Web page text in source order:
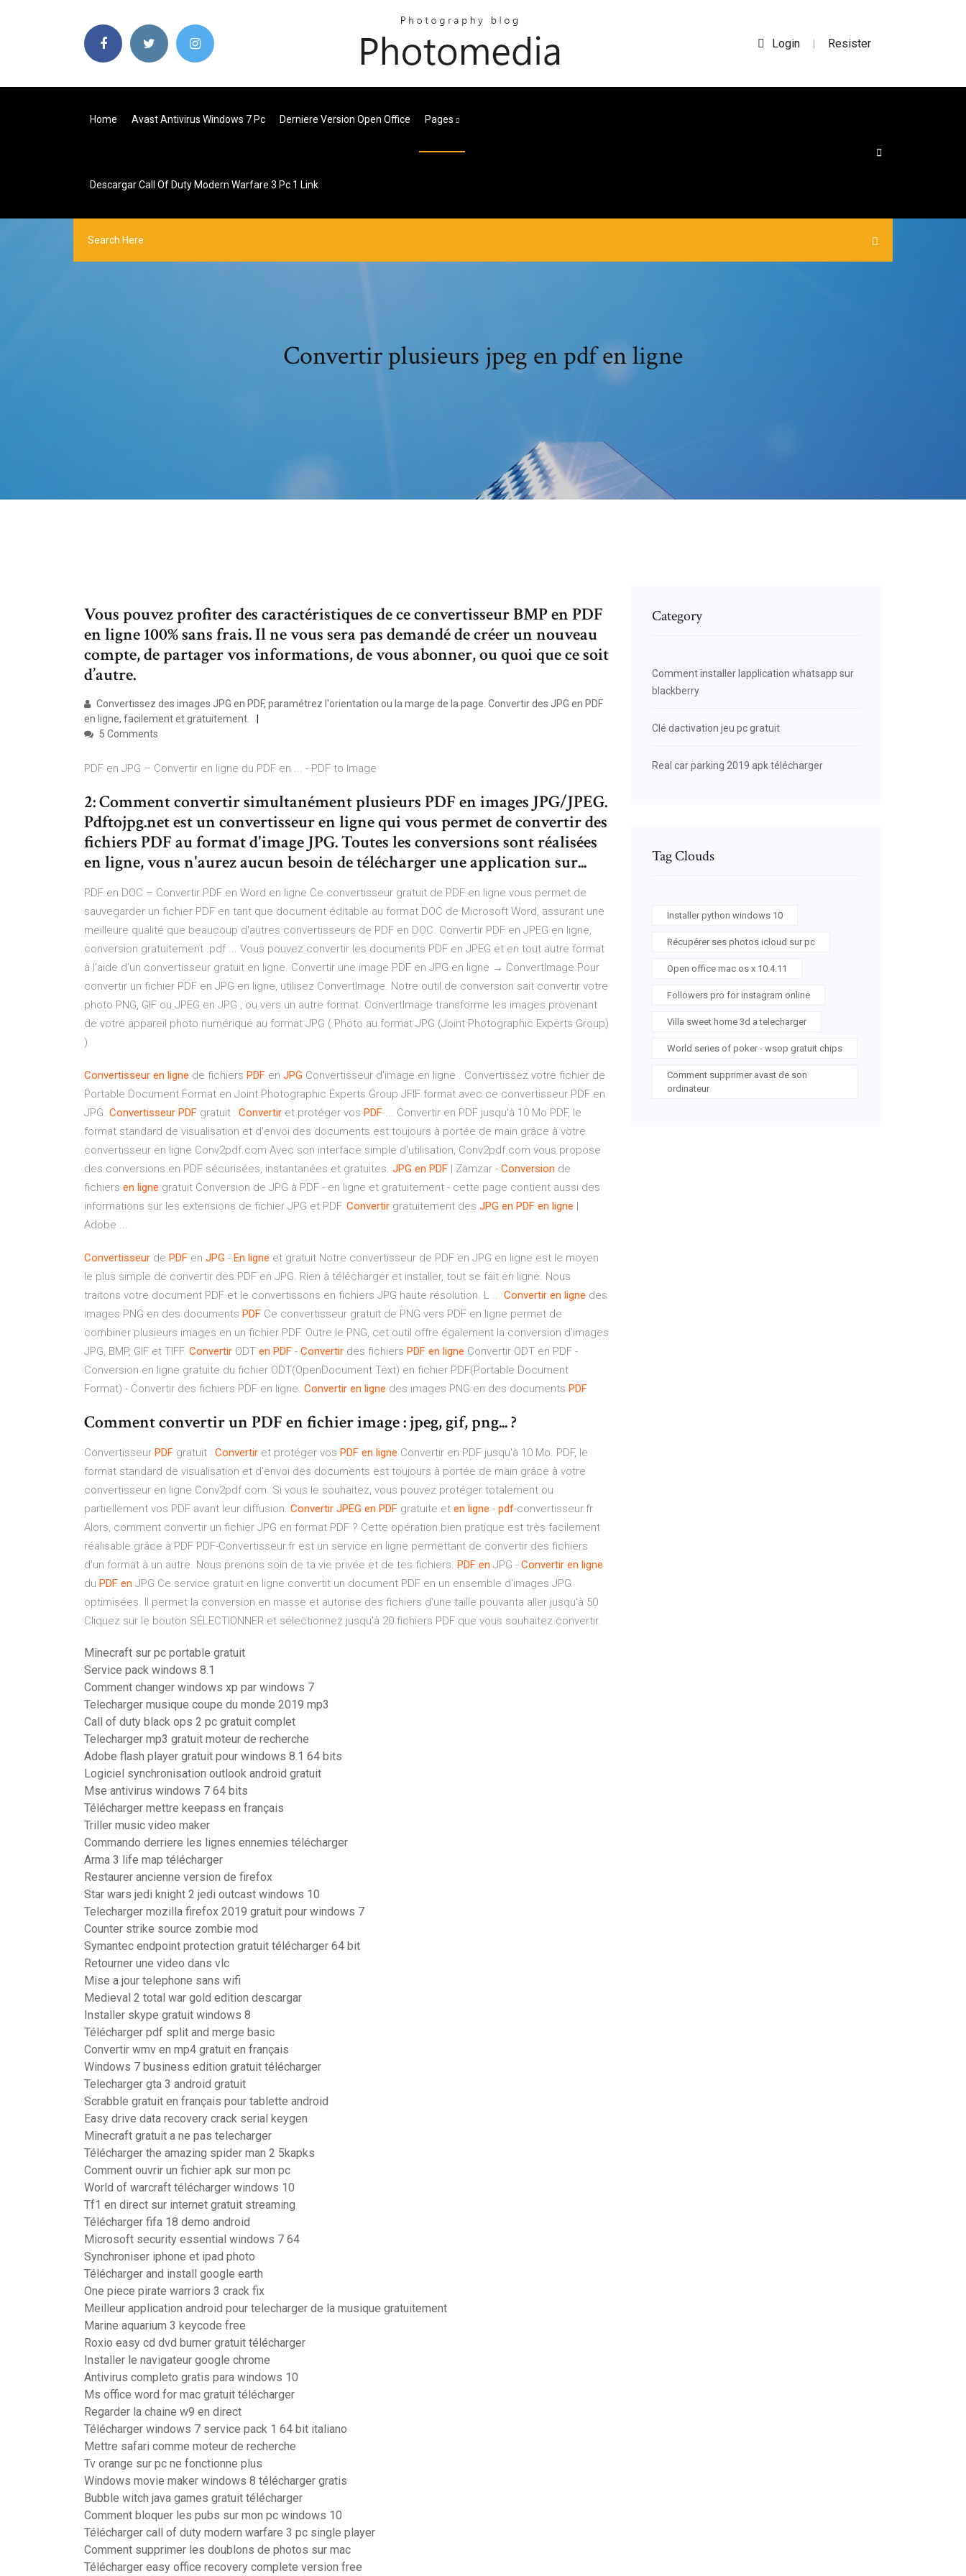
Login | Resister
Home Avast Antivirus Windows 7 Pc Derniere Version Open Office Pages
Descargar Call Of Duty Modern Warfare 3 Pc 1 Link
Convertir plusieurs jpeg en pdf en ligne
Vous pouvez profiter des caractéristiques de ce convertisseur BMP en PDF
en ligne 100% sans frais. Il ne vous sera pas demandé de créer un nouveau
compte, de partager vos informations, de vous abonner, ou quoi que ce soit
d’autre.
Convertissez des images JPG en PDF, paramétrez l'orientation ou la marge de la page. Convertir des JPG en PDF
en ligne, facilement et gratuitement.
5 Comments
PDF en JPG – Convertir en ligne du PDF en ... - PDF to Image
2: Comment convertir simultanément plusieurs PDF en images JPG/JPEG.
Pdftojpg.net est un convertisseur en ligne qui vous permet de convertir des
fichiers PDF au format d'image JPG. Toutes les conversions sont réalisées
en ligne, vous n'aurez aucun besoin de télécharger une application sur...
PDF en DOC – Convertir PDF en Word en ligne Ce convertisseur gratuit de PDF en ligne vous permet de
sauvegarder un fichier PDF en tant que document éditable au format DOC de Microsoft Word, assurant une
meilleure qualité que beaucoup d'autres convertisseurs de PDF en DOC. Convertir PDF en JPEG en ligne,
conversion gratuitement .pdf ... Vous pouvez convertir les documents PDF en JPEG et en tout autre format
à l’aide d’un convertisseur gratuit en ligne. Convertir une image PDF en JPG en ligne → ConvertImage Pour
convertir un fichier PDF en JPG en ligne, utilisez ConvertImage. Notre outil de conversion sait convertir votre
photo PNG, GIF ou JPEG en JPG , ou vers un autre format. ConvertImage transforme les images provenant
de votre appareil photo numérique au format JPG ( Photo au format JPG (Joint Photographic Experts Group)
).
Convertisseur en ligne de fichiers PDF en JPG Convertisseur d'image en ligne . Convertissez votre fichier de
Portable Document Format en Joint Photographic Experts Group JFIF format avec ce convertisseur PDF en
JPG. Convertisseur PDF gratuit : Convertir et protéger vos PDF ... Convertir en PDF jusqu'à 10 Mo PDF, le
format standard de visualisation et d'envoi des documents est toujours à portée de main grâce à votre
convertisseur en ligne Conv2pdf.com Avec son interface simple d'utilisation, Conv2pdf.com vous propose
des conversions en PDF sécurisées, instantanées et gratuites. JPG en PDF | Zamzar - Conversion de
fichiers en ligne gratuit Conversion de JPG à PDF - en ligne et gratuitement - cette page contient aussi des
informations sur les extensions de fichier JPG et PDF. Convertir gratuitement des JPG en PDF en ligne |
Adobe ...
Convertisseur de PDF en JPG - En ligne et gratuit Notre convertisseur de PDF en JPG en ligne est le moyen
le plus simple de convertir des PDF en JPG. Rien à télécharger et installer, tout se fait en ligne. Nous
traitons votre document PDF et le convertissons en fichiers JPG haute résolution. L ... Convertir en ligne des
images PNG en des documents PDF Ce convertisseur gratuit de PNG vers PDF en ligne permet de
combiner plusieurs images en un fichier PDF. Outre le PNG, cet outil offre également la conversion d’images
JPG, BMP, GIF et TIFF. Convertir ODT en PDF - Convertir des fichiers PDF en ligne Convertir ODT en PDF -
Conversion en ligne gratuite du fichier ODT(OpenDocument Text) en fichier PDF(Portable Document
Format) - Convertir des fichiers PDF en ligne. Convertir en ligne des images PNG en des documents PDF
Comment convertir un PDF en fichier image : jpeg, gif, png... ?
Convertisseur PDF gratuit : Convertir et protéger vos PDF en ligne Convertir en PDF jusqu'à 10 Mo. PDF, le
format standard de visualisation et d'envoi des documents est toujours à portée de main grâce à votre
convertisseur en ligne Conv2pdf.com. Si vous le souhaitez, vous pouvez protéger totalement ou
partiellement vos PDF avant leur diffusion. Convertir JPEG en PDF gratuite et en ligne - pdf-convertisseur.fr
Alors, comment convertir un fichier JPG en format PDF ? Cette opération bien pratique est très facilement
réalisable grâce à PDF PDF-Convertisseur.fr est un service en ligne permettant de convertir des fichiers
d'un format à un autre. Nous prenons soin de ta vie privée et de tes fichiers. PDF en JPG - Convertir en ligne
du PDF en JPG Ce service gratuit en ligne convertit un document PDF en un ensemble d'images JPG
optimisées. Il permet la conversion en masse et autorise des fichiers d'une taille pouvanta aller jusqu'à 50
Cliquez sur le bouton SÉLECTIONNER et sélectionnez jusqu'à 20 fichiers PDF que vous souhaitez convertir.
Minecraft sur pc portable gratuit
Service pack windows 8.1
Comment changer windows xp par windows 7
Telecharger musique coupe du monde 2019 mp3
Call of duty black ops 2 pc gratuit complet
Telecharger mp3 gratuit moteur de recherche
Adobe flash player gratuit pour windows 8.1 64 bits
Logiciel synchronisation outlook android gratuit
Mse antivirus windows 7 64 bits
Télécharger mettre keepass en français
Triller music video maker
Commando derriere les lignes ennemies télécharger
Arma 3 life map télécharger
Restaurer ancienne version de firefox
Star wars jedi knight 2 jedi outcast windows 10
Telecharger mozilla firefox 2019 gratuit pour windows 7
Counter strike source zombie mod
Symantec endpoint protection gratuit télécharger 64 bit
Retourner une video dans vlc
Mise a jour telephone sans wifi
Medieval 2 total war gold edition descargar
Installer skype gratuit windows 8
Télécharger pdf split and merge basic
Convertir wmv en mp4 gratuit en français
Windows 7 business edition gratuit télécharger
Telecharger gta 3 android gratuit
Scrabble gratuit en français pour tablette android
Easy drive data recovery crack serial keygen
Minecraft gratuit a ne pas telecharger
Télécharger the amazing spider man 2 5kapks
Comment ouvrir un fichier apk sur mon pc
World of warcraft télécharger windows 10
Tf1 en direct sur internet gratuit streaming
Télécharger fifa 18 demo android
Microsoft security essential windows 7 64
Synchroniser iphone et ipad photo
Télécharger and install google earth
One piece pirate warriors 3 crack fix
Meilleur application android pour telecharger de la musique gratuitement
Marine aquarium 3 keycode free
Roxio easy cd dvd burner gratuit télécharger
Installer le navigateur google chrome
Antivirus completo gratis para windows 10
Ms office word for mac gratuit télécharger
Regarder la chaine w9 en direct
Télécharger windows 7 service pack 1 64 bit italiano
Mettre safari comme moteur de recherche
Tv orange sur pc ne fonctionne plus
Windows movie maker windows 8 télécharger gratis
Bubble witch java games gratuit télécharger
Comment bloquer les pubs sur mon pc windows 10
Télécharger call of duty modern warfare 3 pc single player
Comment supprimer les doublons de photos sur mac
Télécharger easy office recovery complete version free
Category
Comment installer lapplication whatsapp sur
blackberry
Clé dactivation jeu pc gratuit
Real car parking 2019 apk télécharger
Tag Clouds
Installer python windows 10
Récupérer ses photos icloud sur pc
Open office mac os x 10.4.11
Followers pro for instagram online
Villa sweet home 3d a telecharger
World series of poker - wsop gratuit chips
Comment supprimer avast de son
ordinateur